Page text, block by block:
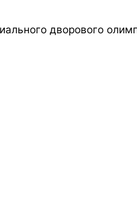
дворового